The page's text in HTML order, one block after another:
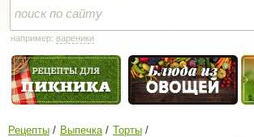
например: вареники
Рецепты Выпечка
Торты